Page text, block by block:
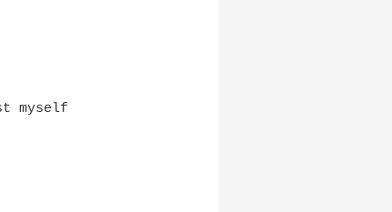
myself